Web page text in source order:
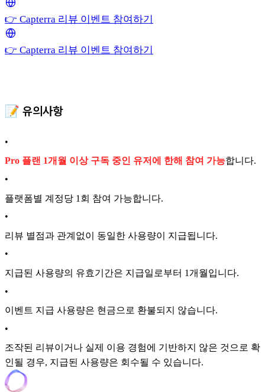
👉 Capterra 리뷰 이벤트 참여하기
👉 Capterra 리뷰 이벤트 참여하기
📝 유의사항
•
Pro 플랜 1개월 이상 구독 중인 유저에 한해 참여 가능합니다.
•
플랫폼별 계정당 1회 참여 가능합니다.
•
리뷰 별점과 관계없이 동일한 사용량이 지급됩니다.
•
지급된 사용량의 유효기간은 지급일로부터 1개월입니다.
•
이벤트 지급 사용량은 현금으로 환불되지 않습니다.
•
조작된 리뷰이거나 실제 이용 경험에 기반하지 않은 것으로 확
인될 경우, 지급된 사용량은 회수될 수 있습니다.